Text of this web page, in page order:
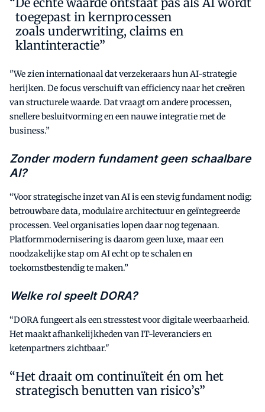
toegepast in kernprocessen
zoals underwriting, claims en
klantinteractie”
"We zien internationaal dat verzekeraars hun AI-strategie
herijken. De focus verschuift van efficiency naar het creëren
van structurele waarde. Dat vraagt om andere processen,
snellere besluitvorming en een nauwe integratie met de
business.”
Zonder modern fundament geen schaalbare
AI?
“Voor strategische inzet van AI is een stevig fundament nodig:
betrouwbare data, modulaire architectuur en geïntegreerde
processen. Veel organisaties lopen daar nog tegenaan.
Platformmodernisering is daarom geen luxe, maar een
noodzakelijke stap om AI echt op te schalen en
toekomstbestendig te maken.”
Welke rol speelt DORA?
“DORA fungeert als een stresstest voor digitale weerbaarheid.
Het maakt afhankelijkheden van IT-leveranciers en
ketenpartners zichtbaar."
Het draait om continuïteit én om het
strategisch benutten van risico’s”